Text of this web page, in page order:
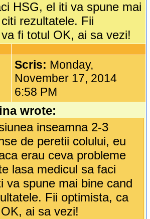
HSG, el iti va spune mai
rezultatele. Fii
fi totul OK, ai sa vezi!
Scris: Monday,
November 17, 2014
6:58 PM
wrote:
inseamna 2-3
de peretii colului, eu
erau ceva probleme
lasa medicul sa faci
va spune mai bine cand
Fii optimista, ca
ai sa vezi!